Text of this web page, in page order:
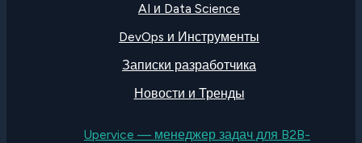
AI и Data Science
DevOps и Инструменты
Записки разработчика
Новости и Тренды
Upervice — менеджер задач для B2B-